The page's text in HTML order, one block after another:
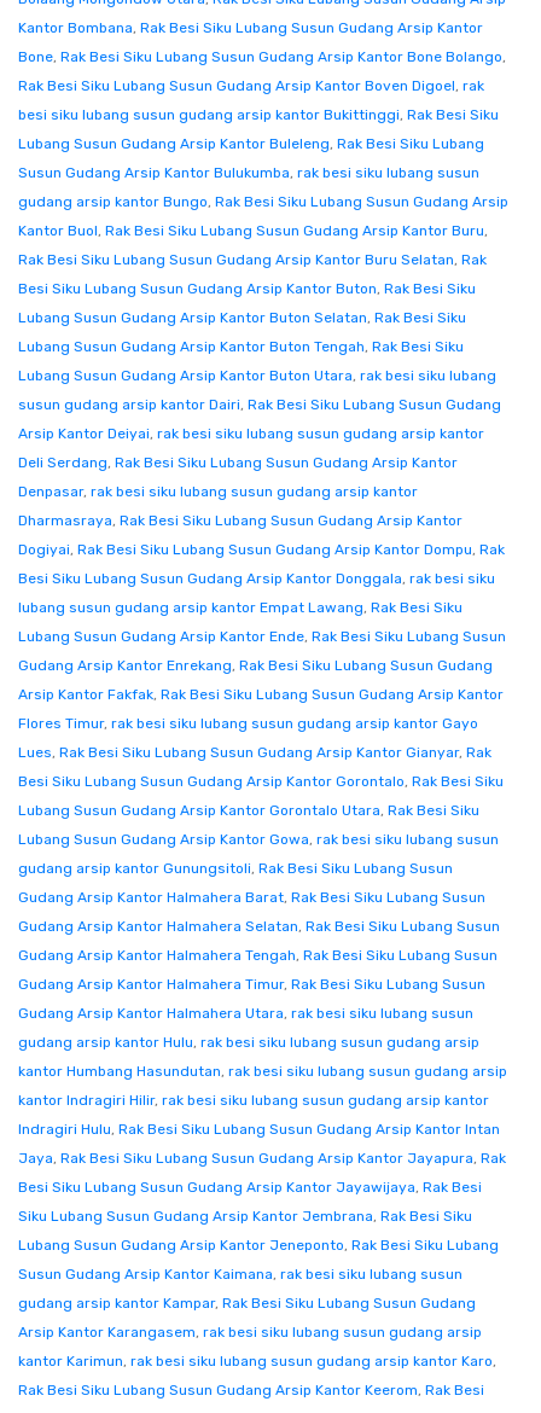
Kantor Bombana, Rak Besi Siku Lubang Susun Gudang Arsip Kantor
Bone, Rak Besi Siku Lubang Susun Gudang Arsip Kantor Bone Bolango,
Rak Besi Siku Lubang Susun Gudang Arsip Kantor Boven Digoel, rak
besi siku lubang susun gudang arsip kantor Bukittinggi, Rak Besi Siku
Lubang Susun Gudang Arsip Kantor Buleleng, Rak Besi Siku Lubang
Susun Gudang Arsip Kantor Bulukumba, rak besi siku lubang susun
gudang arsip kantor Bungo, Rak Besi Siku Lubang Susun Gudang Arsip
Kantor Buol, Rak Besi Siku Lubang Susun Gudang Arsip Kantor Buru,
Rak Besi Siku Lubang Susun Gudang Arsip Kantor Buru Selatan, Rak
Besi Siku Lubang Susun Gudang Arsip Kantor Buton, Rak Besi Siku
Lubang Susun Gudang Arsip Kantor Buton Selatan, Rak Besi Siku
Lubang Susun Gudang Arsip Kantor Buton Tengah, Rak Besi Siku
Lubang Susun Gudang Arsip Kantor Buton Utara, rak besi siku lubang
susun gudang arsip kantor Dairi, Rak Besi Siku Lubang Susun Gudang
Arsip Kantor Deiyai, rak besi siku lubang susun gudang arsip kantor
Deli Serdang, Rak Besi Siku Lubang Susun Gudang Arsip Kantor
Denpasar, rak besi siku lubang susun gudang arsip kantor
Dharmasraya, Rak Besi Siku Lubang Susun Gudang Arsip Kantor
Dogiyai, Rak Besi Siku Lubang Susun Gudang Arsip Kantor Dompu, Rak
Besi Siku Lubang Susun Gudang Arsip Kantor Donggala, rak besi siku
lubang susun gudang arsip kantor Empat Lawang, Rak Besi Siku
Lubang Susun Gudang Arsip Kantor Ende, Rak Besi Siku Lubang Susun
Gudang Arsip Kantor Enrekang, Rak Besi Siku Lubang Susun Gudang
Arsip Kantor Fakfak, Rak Besi Siku Lubang Susun Gudang Arsip Kantor
Flores Timur, rak besi siku lubang susun gudang arsip kantor Gayo
Lues, Rak Besi Siku Lubang Susun Gudang Arsip Kantor Gianyar, Rak
Besi Siku Lubang Susun Gudang Arsip Kantor Gorontalo, Rak Besi Siku
Lubang Susun Gudang Arsip Kantor Gorontalo Utara, Rak Besi Siku
Lubang Susun Gudang Arsip Kantor Gowa, rak besi siku lubang susun
gudang arsip kantor Gunungsitoli, Rak Besi Siku Lubang Susun
Gudang Arsip Kantor Halmahera Barat, Rak Besi Siku Lubang Susun
Gudang Arsip Kantor Halmahera Selatan, Rak Besi Siku Lubang Susun
Gudang Arsip Kantor Halmahera Tengah, Rak Besi Siku Lubang Susun
Gudang Arsip Kantor Halmahera Timur, Rak Besi Siku Lubang Susun
Gudang Arsip Kantor Halmahera Utara, rak besi siku lubang susun
gudang arsip kantor Hulu, rak besi siku lubang susun gudang arsip
kantor Humbang Hasundutan, rak besi siku lubang susun gudang arsip
kantor Indragiri Hilir, rak besi siku lubang susun gudang arsip kantor
Indragiri Hulu, Rak Besi Siku Lubang Susun Gudang Arsip Kantor Intan
Jaya, Rak Besi Siku Lubang Susun Gudang Arsip Kantor Jayapura, Rak
Besi Siku Lubang Susun Gudang Arsip Kantor Jayawijaya, Rak Besi
Siku Lubang Susun Gudang Arsip Kantor Jembrana, Rak Besi Siku
Lubang Susun Gudang Arsip Kantor Jeneponto, Rak Besi Siku Lubang
Susun Gudang Arsip Kantor Kaimana, rak besi siku lubang susun
gudang arsip kantor Kampar, Rak Besi Siku Lubang Susun Gudang
Arsip Kantor Karangasem, rak besi siku lubang susun gudang arsip
kantor Karimun, rak besi siku lubang susun gudang arsip kantor Karo,
Rak Besi Siku Lubang Susun Gudang Arsip Kantor Keerom, Rak Besi